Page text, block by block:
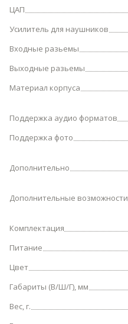
ЦАП
Усилитель для наушников
Входные разьемы
Выходные разьемы
Материал корпуса
Поддержка аудио форматов
Поддержка фото
Дополнительно
Дополнительные возможности
Комплектация
Питание
Цвет
Габариты (В/Ш/Г), мм
Вес, г.